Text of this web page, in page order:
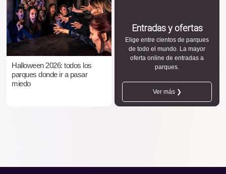
Halloween 2026: todos los
parques donde ir a pasar
miedo
Entradas y ofertas
Elige entre cientos de parques
de todo el mundo. La mayor
oferta online de entradas a
parques.
Ver más ❯